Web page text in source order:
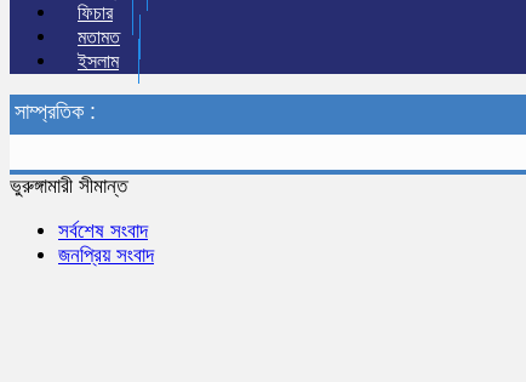
ফিচার
মতামত
ইসলাম
সাম্প্রতিক :
ভুরুঙ্গামারী সীমান্ত
সর্বশেষ সংবাদ
জনপ্রিয় সংবাদ